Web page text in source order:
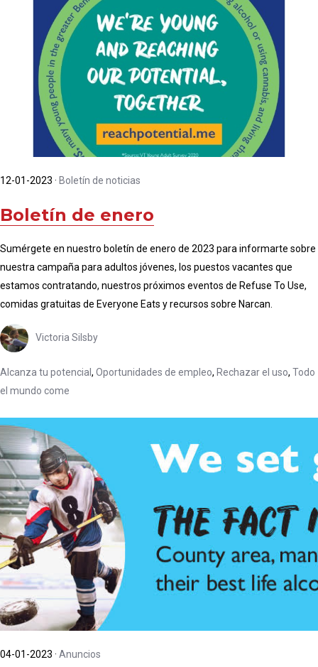
12-01-2023 · Boletín de noticias
Boletín de enero
Sumérgete en nuestro boletín de enero de 2023 para informarte sobre
nuestra campaña para adultos jóvenes, los puestos vacantes que
estamos contratando, nuestros próximos eventos de Refuse To Use,
comidas gratuitas de Everyone Eats y recursos sobre Narcan.
Victoria Silsby
Alcanza tu potencial , Oportunidades de empleo, Rechazar el uso, Todo
el mundo come
04-01-2023 · Anuncios